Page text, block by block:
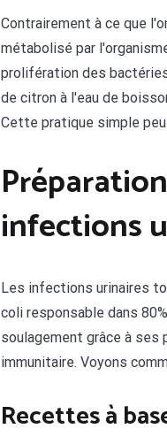
Contrairement à ce que
métabolisé par
prolifération des
de citron à l'eau de
Cette pratique simple
infections
Les infections urinaires
coli responsable dans
soulagement grâce à
immunitaire. Voyons
Recettes à